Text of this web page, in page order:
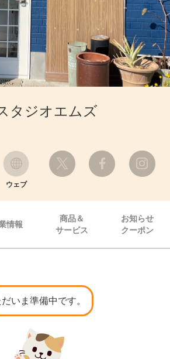
タジオエムズ
ウェブ
情報
商品＆
サービス
お知らせ
クーポン
だいま準備中です。